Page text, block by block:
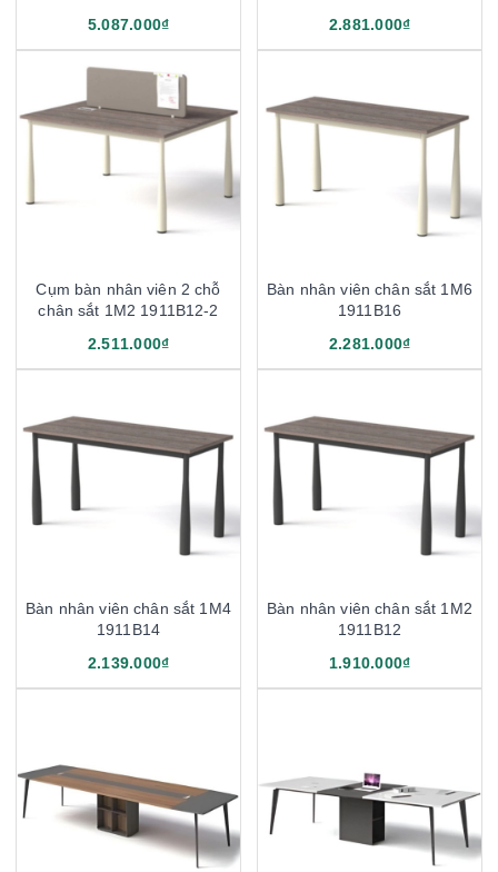
5.087.000₫
2.881.000₫
Cụm bàn nhân viên 2 chỗ
chân sắt 1M2 1911B12-2
2.511.000₫
Bàn nhân viên chân sắt 1M6
1911B16
2.281.000₫
Bàn nhân viên chân sắt 1M4
1911B14
2.139.000₫
Bàn nhân viên chân sắt 1M2
1911B12
1.910.000₫